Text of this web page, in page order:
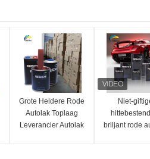
Grote Heldere Rode
Autolak Toplaag
Leverancier Autolak
Niet-
briljant rode